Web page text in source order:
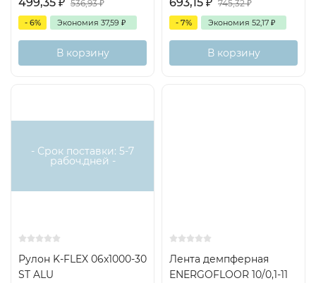
536,93₽
- 6% Экономия 37,59 ₽
В корзину
745,32₽
- 7% Экономия 52,17 ₽
В корзину
- Срок поставки: 5-7
рабоч.дней -
Рулон K-FLEX 06x1000-30
ST ALU
Лента демпферная
ENERGOFLOOR 10/0,1-11